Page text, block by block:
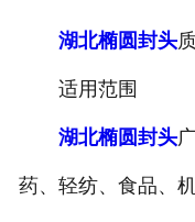
湖北椭圆封头
适用范围
湖北椭圆封头
药、轻纺、食品、